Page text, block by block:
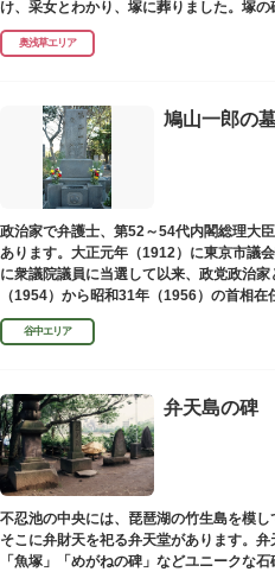
け、采女とわかり、塚に葬りました。塚
ります。
奥浅草エリア
鳩山一郎の
政治家で弁護士、第52～54代内閣総理大
あります。大正元年（1912）に東京市議
に衆議院議員に当選して以来、政党政治
（1954）から昭和31年（1956）の首相
民主党の初代総裁となり、日本とソビエト
谷中エリア
弁天島の碑
不忍池の中央には、琵琶湖の竹生島を模し
そこに弁財天を祀る弁天堂があります。弁
「魚塚」「めがねの碑」などユニークな